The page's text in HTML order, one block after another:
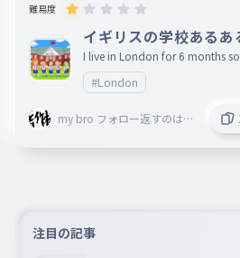
難易度
イギリスの学校あるあ
I live in London for 6 months
f to school 今日は時間なくて表紙の絵描けなかった…ごん
なちゃい！
#London
my bro フォロー返すのは当
注目の記事